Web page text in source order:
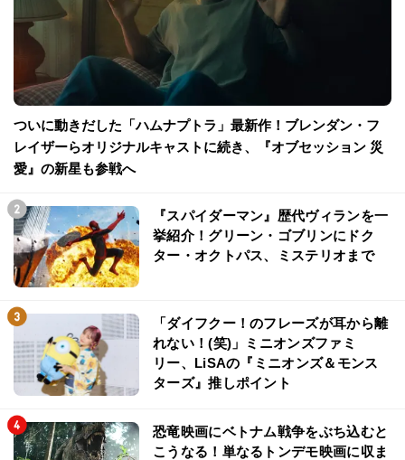
ついに動きだした「ハムナプトラ」最新作！ブレンダン・フ
レイザーらオリジナルキャストに続き、『オブセッション 災
愛』の新星も参戦へ
『スパイダーマン』歴代ヴィランを一
挙紹介！グリーン・ゴブリンにドク
ター・オクトパス、ミステリオまで
「ダイフクー！のフレーズが耳から離
れない！(笑)」ミニオンズファミ
リー、LiSAの『ミニオンズ＆モンス
ターズ』推しポイント
恐竜映画にベトナム戦争をぶち込むと
こうなる！単なるトンデモ映画に収ま